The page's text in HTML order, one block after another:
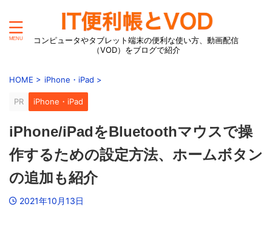
コンピュータやタブレット端末の便利な使い方、動画配信
（VOD）をブログで紹介
HOME > iPhone・iPad >
PR iPhone・iPad
iPhone/iPadをBluetoothマウスで操
作するための設定方法、ホームボタン
の追加も紹介
2021年10月13日